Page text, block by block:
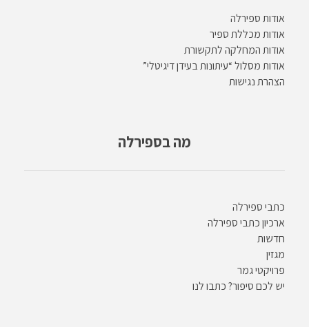
אודות ספירלה
אודות מכללת ספיר
אודות המחלקה לתקשורת
אודות מסלול “עיתונות בעידן דיגיטלי”
הצהרת נגישות
מה בספירלה
כתבי ספירלה
ארכיון כתבי ספירלה
חדשות
מגזין
פרויקטי גמר
יש לכם סיפור? כתבו לנו